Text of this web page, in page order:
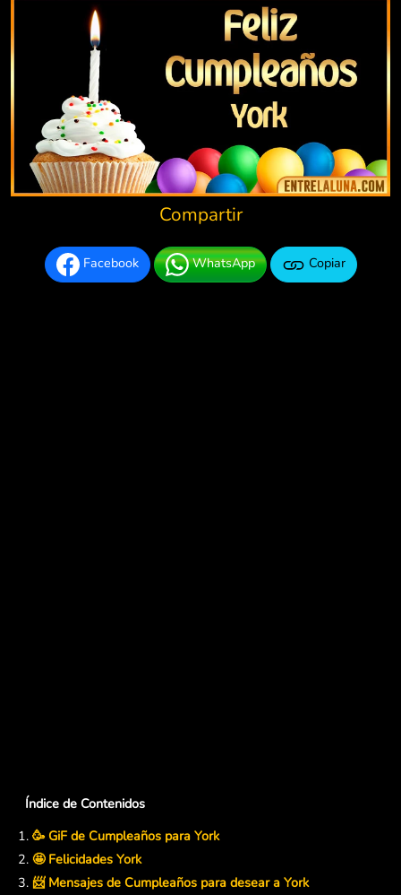
Compartir
Facebook WhatsApp Copiar
Índice de Contenidos
🥳 GiF de Cumpleaños para York
🤩 Felicidades York
📨 Mensajes de Cumpleaños para desear a York